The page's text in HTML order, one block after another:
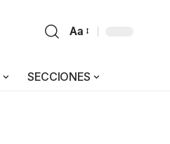
Aa
SECCIONES